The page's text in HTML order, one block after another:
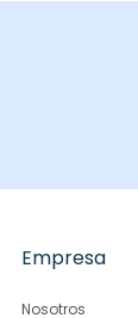
Empresa
Nosotros